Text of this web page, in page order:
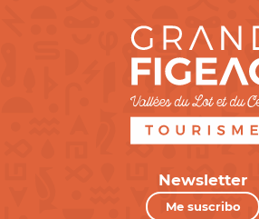
Newsletter
Me suscribo